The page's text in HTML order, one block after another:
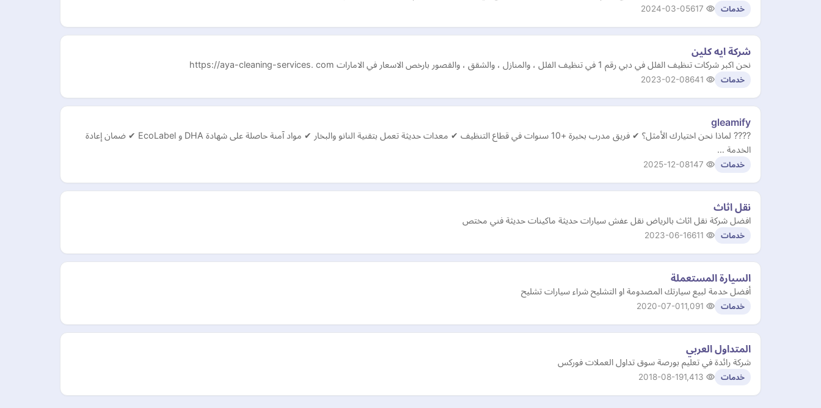
خدمات 2024-03-05
شركة ايه كلين
نحن اكبر شركات تنظيف الفلل في دبي رقم 1 في تنظيف الفلل ، والمنازل ، والشقق ، والقصور بارخص الاسعار في الامارات https://aya-cleaning-services. com
خدمات 2023-02-08
gleamify
???? لماذا نحن اختيارك الأمثل؟ ✔ فريق مدرب بخبرة +10 سنوات في قطاع التنظيف ✔ معدات حديثة تعمل بتقنية النانو والبخار ✔ مواد آمنة حاصلة على شهادة DHA و EcoLabel ✔ ضمان إعادة
الخدمة …
خدمات 2025-12-08
نقل اثاث
افضل شركة نقل اثاث بالرياض نقل عفش سيارات حديثة ماكينات حديثة فني مختص
خدمات 2023-06-16
السيارة المستعملة
أفضل خدمة لبيع سيارتك المصدومة او التشليح شراء سيارات تشليح
خدمات 2020-07-01
المتداول العربي
شركة رائدة في تعليم بورصة سوق تداول العملات فوركس
خدمات 2018-08-19